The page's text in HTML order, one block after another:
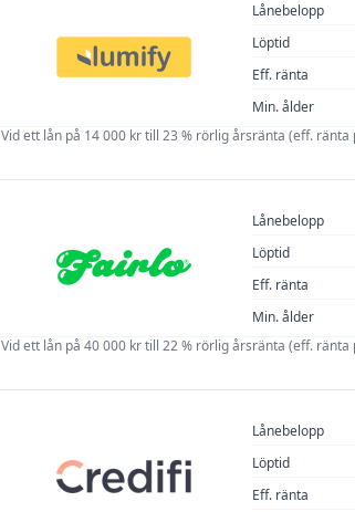
Lånebelopp
Löptid
Eff. ränta
Min. ålder
Vid ett lån på 14 000 kr till 23 % rörlig årsränta (eff.
Lånebelopp
Löptid
Eff. ränta
Min. ålder
Vid ett lån på 40 000 kr till 22 % rörlig årsränta (eff.
Lånebelopp
Löptid
Eff. ränta